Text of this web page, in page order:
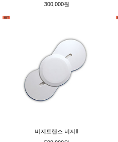
300,000원
비지트랜스 비지II